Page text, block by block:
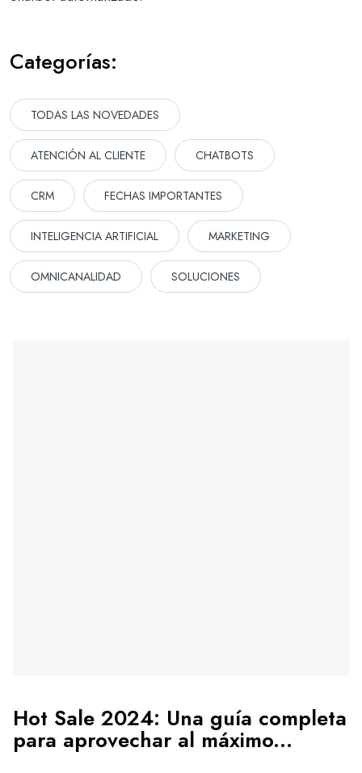
Categorías:
TODAS LAS NOVEDADES
ATENCIÓN AL CLIENTE CHATBOTS
CRM FECHAS IMPORTANTES
INTELIGENCIA ARTIFICIAL MARKETING
OMNICANALIDAD SOLUCIONES
Hot Sale 2024: Una guía completa
para aprovechar al máximo...